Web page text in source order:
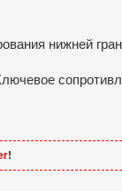
нижней
!